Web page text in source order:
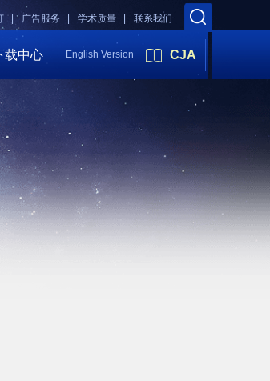
联系我们
学术质量 |
广告服务 |
|
载中心 English Version CJA